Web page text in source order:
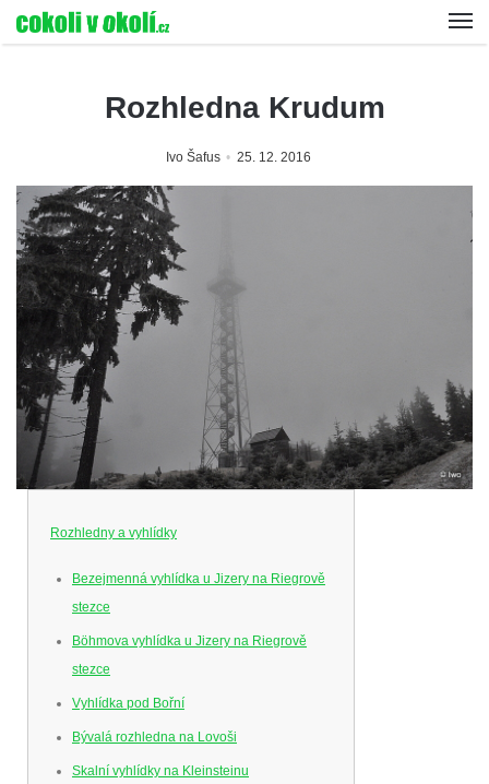
Rozhledna Krudum
Ivo Šafus 25. 12. 2016
Rozhledny a vyhlídky
Bezejmenná vyhlídka u Jizery na Riegrově
stezce
Böhmova vyhlídka u Jizery na Riegrově
stezce
Vyhlídka pod Bořní
Bývalá rozhledna na Lovoši
Skalní vyhlídky na Kleinsteinu